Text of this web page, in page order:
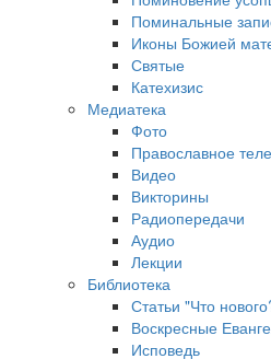
Поминальные
Иконы Божией
Святые
Катехизис
Медиатека
Фото
Православное
Видео
Викторины
Радиопередачи
Аудио
Лекции
Библиотека
Статьи "Что
Воскресные
Исповедь